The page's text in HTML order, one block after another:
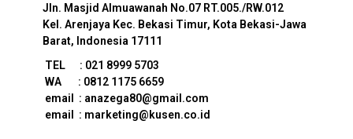
Jln. Masjid Almuawanah No.07 RT.005./RW.012
Kel. Arenjaya Kec. Bekasi Timur, Kota Bekasi-Jawa
Barat, Indonesia 17111
TEL : 021 8999 5703
WA : 0812 1175 6659
email : anazega80@gmail.com
email : marketing@kusen.co.id